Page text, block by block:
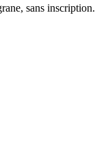
sans inscription.